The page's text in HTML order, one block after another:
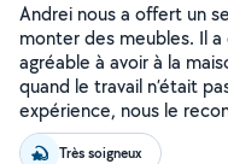
Andrei nous a offert un
monter des meubles. Il
agréable à avoir à la
quand le travail n’était
expérience, nous le
Très soigneux